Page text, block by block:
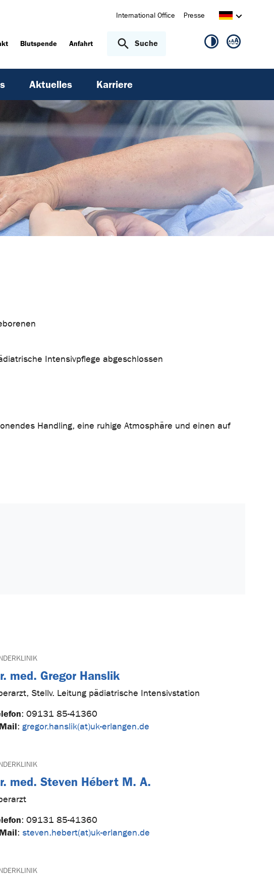
International Office Presse
Blutspende Anfahrt Suche
Aktuelles Karriere
Intensivpflege abgeschlossen
Handling, eine ruhige Atmosphäre und einen auf
med. Gregor Hanslik
Stellv. Leitung pädiatrische Intensivstation
: 09131 85-41360
: gregor.hanslik(at)uk-erlangen.de
med. Steven Hébert M. A.
: 09131 85-41360
: steven.hebert(at)uk-erlangen.de